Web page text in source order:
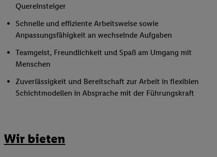
Quereinsteiger
Schnelle und effiziente Arbeitsweise sowie
Anpassungsfähigkeit an wechselnde Aufgaben
Teamgeist, Freundlichkeit und Spaß am Umgang mit
Menschen
Zuverlässigkeit und Bereitschaft zur Arbeit in flexiblen
Schichtmodellen in Absprache mit der Führungskraft
Wir bieten